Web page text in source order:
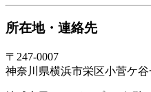
所在地・連絡先
〒247-0007
神奈川県横浜市栄区小菅ケ